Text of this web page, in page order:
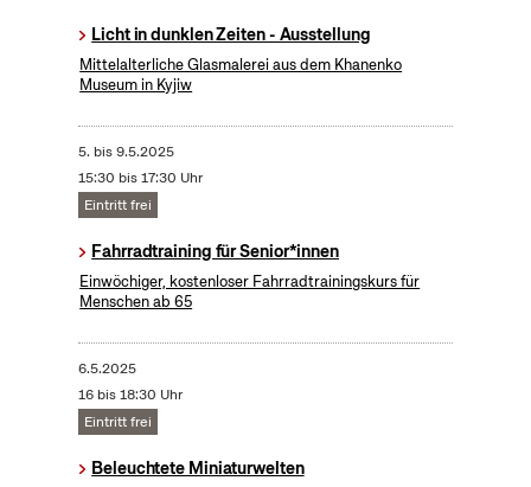
Licht in dunklen Zeiten - Ausstellung
Mittelalterliche Glasmalerei aus dem Khanenko
Museum in Kyjiw
5. bis9.5.2025
15:30 bis 17:30 Uhr
Eintritt frei
Fahrradtraining für Senior*innen
Einwöchiger, kostenloser Fahrradtrainingskurs für
Menschen ab 65
6.5.2025
16 bis 18:30 Uhr
Eintritt frei
Beleuchtete Miniaturwelten